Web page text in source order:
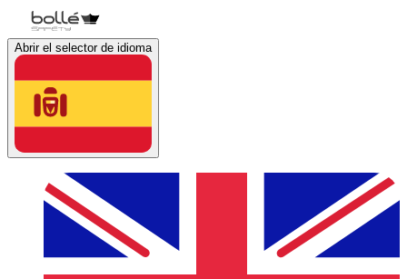
Abrir el selector de idioma